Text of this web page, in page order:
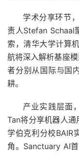
学术分享环节
责人Stefan Schaal
索，清华大学计算
航将深入解析基座
者分别从国际与国
耕。
产业实践层面
Tan将分享机器人
学伯克利分校BAIR
角。Sanctuary AI